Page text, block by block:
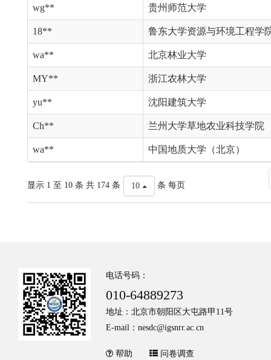
wg** 贵州师范大学
18** 鲁东大学资源与环境工程学
wa** 北京林业大学
MY** 浙江农林大学
yu** 沈阳建筑大学
Ch** 兰州大学草地农业科技学院
wa** 中国地质大学（北京）
显示 1 至 10 条 共 174 条 10 条 每页
电话号码：
010-64889273
地址：北京市朝阳区大屯路甲11号
E-mail：nesdc@igsnrr.ac.cn
帮助 问卷调查